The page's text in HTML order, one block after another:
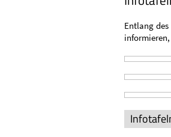
Entlang
informieren,